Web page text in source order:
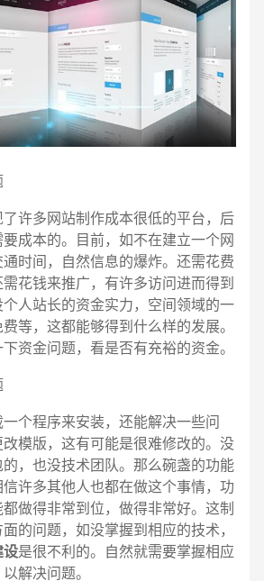
多网站制作成本很低的平台，后
成本的。目前，如不在建立一个网
时间，自然信息的爆炸。还需花费
花钱来推广，有许多访问进而得到
人站长的资金实力，空间领域的一
等，这都能够得到什么样的发展。
资金问题，看是否有充裕的资金。
程序来安装，还能解决一些问
模版，这有可能是很难修改的。没
，也没技术团队。那么碗盏的功能
许多其他人也都在做这个事情，功
做得非常到位，做得非常好。这制
的问题，如没掌握到相应的技术，
设是很不利的。自然就需要掌握相应
解决问题。
您的公司名称 名字
微信号